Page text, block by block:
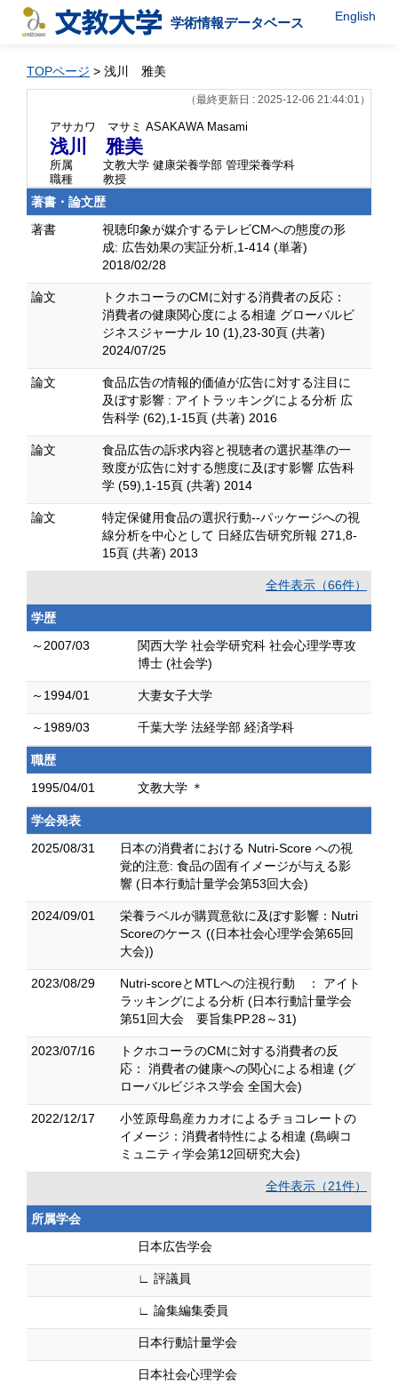
学術情報データベース English
TOPページ > 浅川 雅美
（最終更新日 : 2025-12-06 21:44:01）
アサカワ マサミ ASAKAWA Masami
浅川 雅美
所属
文教大学 健康栄養学部 管理栄養学科
職種
教授
著書・論文歴
著書
視聴印象が媒介するテレビCMへの態度の形
成: 広告効果の実証分析,1-414 (単著)
2018/02/28
論文
トクホコーラのCMに対する消費者の反応：
消費者の健康関心度による相違 グローバルビ
ジネスジャーナル 10 (1),23-30頁 (共著)
2024/07/25
論文
食品広告の情報的価値が広告に対する注目に
及ぼす影響 : アイトラッキングによる分析 広
告科学 (62),1-15頁 (共著) 2016
論文
食品広告の訴求内容と視聴者の選択基準の一
致度が広告に対する態度に及ぼす影響 広告科
学 (59),1-15頁 (共著) 2014
論文
特定保健用食品の選択行動--パッケージへの視
線分析を中心として 日経広告研究所報 271,8-
15頁 (共著) 2013
全件表示（66件）
学歴
～2007/03
関西大学 社会学研究科 社会心理学専攻
博士 (社会学)
～1994/01 大妻女子大学
～1989/03 千葉大学 法経学部 経済学科
職歴
1995/04/01
文教大学 ＊
学会発表
2025/08/31
日本の消費者における Nutri-Score への視
覚的注意: 食品の固有イメージが与える影
響 (日本行動計量学会第53回大会)
2024/09/01
栄養ラベルが購買意欲に及ぼす影響：Nutri
Scoreのケース ((日本社会心理学会第65回
大会))
2023/08/29
Nutri-scoreとMTLへの注視行動 ： アイト
ラッキングによる分析 (日本行動計量学会
第51回大会 要旨集PP.28～31)
2023/07/16
トクホコーラのCMに対する消費者の反
応： 消費者の健康への関心による相違 (グ
ローバルビジネス学会 全国大会)
2022/12/17
小笠原母島産カカオによるチョコレートの
イメージ：消費者特性による相違 (島嶼コ
ミュニティ学会第12回研究大会)
全件表示（21件）
所属学会
日本広告学会
∟ 評議員
∟ 論集編集委員
日本行動計量学会
日本社会心理学会